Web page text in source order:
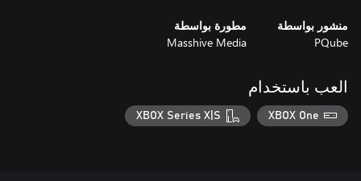
منشور بواسطة
PQube
مطورة بواسطة
Masshive Media
العب باستخدام
XBOX One
XBOX Series X|S